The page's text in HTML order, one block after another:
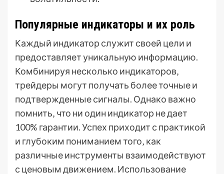
Популярные индикаторы и их роль
Каждый индикатор служит своей цели и
предоставляет уникальную информацию.
Комбинируя несколько индикаторов‚
трейдеры могут получать более точные и
подтвержденные сигналы. Однако важно
помнить‚ что ни один индикатор не дает
100% гарантии. Успех приходит с практикой
и глубоким пониманием того‚ как
различные инструменты взаимодействуют
с ценовым движением. Использование